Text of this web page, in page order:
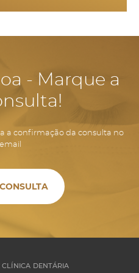
- Marque a
a confirmação da consulta no
CLÍNICA DENTÁRIA